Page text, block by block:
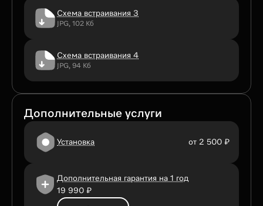
Схема встраивания 3
JPG, 102 Кб
Схема встраивания 4
JPG, 94 Кб
Дополнительные услуги
Установка от 2 500 ₽
Дополнительная гарантия на 1 год
19 990 ₽